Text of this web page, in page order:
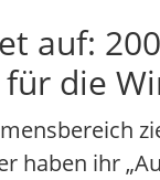
auf:
die
haben ihr